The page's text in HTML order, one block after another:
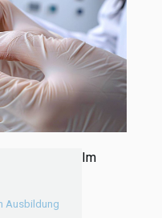
Ausbildung
Im